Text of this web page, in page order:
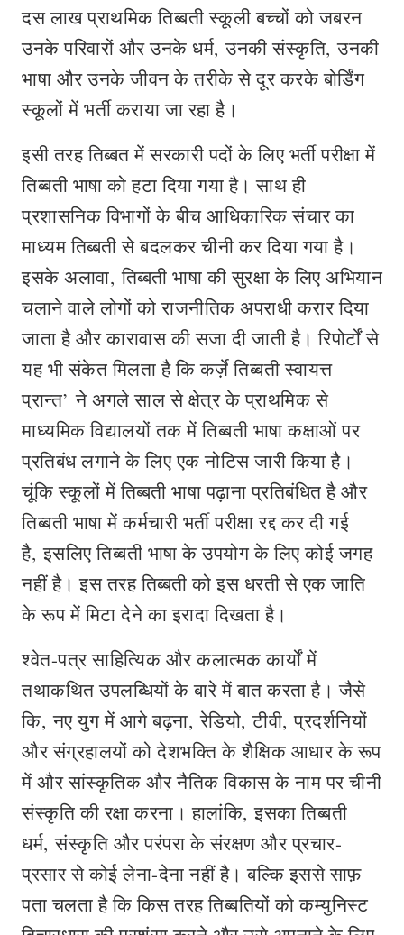
दस लाख प्राथमिक तिब्बती स्कूली बच्चों को जबरन
उनके परिवारों और उनके धर्म, उनकी संस्कृति, उनकी
भाषा और उनके जीवन के तरीके से दूर करके बोर्डिंग
स्कूलों में भर्ती कराया जा रहा है।
इसी तरह तिब्बत में सरकारी पदों के लिए भर्ती परीक्षा में
तिब्बती भाषा को हटा दिया गया है। साथ ही
प्रशासनिक विभागों के बीच आधिकारिक संचार का
माध्यम तिब्बती से बदलकर चीनी कर दिया गया है।
इसके अलावा, तिब्बती भाषा की सुरक्षा के लिए अभियान
चलाने वाले लोगों को राजनीतिक अपराधी करार दिया
जाता है और कारावास की सजा दी जाती है। रिपोर्टों से
यह भी संकेत मिलता है कि कर्ज़े तिब्बती स्वायत्त
प्रान्त’ ने अगले साल से क्षेत्र के प्राथमिक से
माध्यमिक विद्यालयों तक में तिब्बती भाषा कक्षाओं पर
प्रतिबंध लगाने के लिए एक नोटिस जारी किया है।
चूंकि स्कूलों में तिब्बती भाषा पढ़ाना प्रतिबंधित है और
तिब्बती भाषा में कर्मचारी भर्ती परीक्षा रद्द कर दी गई
है, इसलिए तिब्बती भाषा के उपयोग के लिए कोई जगह
नहीं है। इस तरह तिब्बती को इस धरती से एक जाति
के रूप में मिटा देने का इरादा दिखता है।
श्वेत-पत्र साहित्यिक और कलात्मक कार्यों में
तथाकथित उपलब्धियों के बारे में बात करता है। जैसे
कि, नए युग में आगे बढ़ना, रेडियो, टीवी, प्रदर्शनियों
और संग्रहालयों को देशभक्ति के शैक्षिक आधार के रूप
में और सांस्कृतिक और नैतिक विकास के नाम पर चीनी
संस्कृति की रक्षा करना। हालांकि, इसका तिब्बती
धर्म, संस्कृति और परंपरा के संरक्षण और प्रचार-
प्रसार से कोई लेना-देना नहीं है। बल्कि इससे साफ़
पता चलता है कि किस तरह तिब्बतियों को कम्‍युनिस्‍ट